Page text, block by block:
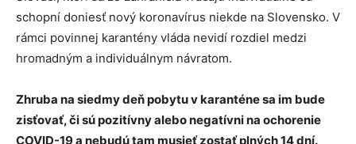
schopní doniesť nový koronavírus niekde na Slovensko. V
rámci povinnej karantény vláda nevidí rozdiel medzi
hromadným a individuálnym návratom.
Zhruba na siedmy deň pobytu v karanténe sa im bude
zisťovať, či sú pozitívny alebo negatívni na ochorenie
COVID-19 a nebudú tam musieť zostať plných 14 dní.